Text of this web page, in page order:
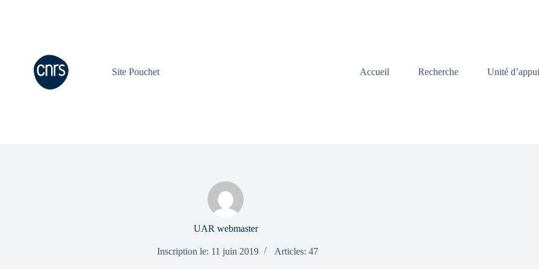
Site Pouchet Accueil Recherche Unité
UAR webmaster
Inscription le: 11 juin 2019 Articles: 47